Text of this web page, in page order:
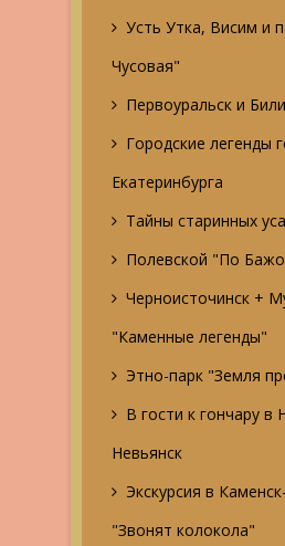
Усть Утка, Висим и
Чусовая"
Первоуральск и
Городские легенды
Екатеринбурга
Тайны старинных
Полевской "По
Черноисточинск +
"Каменные легенды"
Этно-парк "Земля
В гости к гончару в
Невьянск
Экскурсия в
"Звонят колокола"